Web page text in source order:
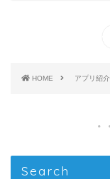
HOME アプリ紹介
Search